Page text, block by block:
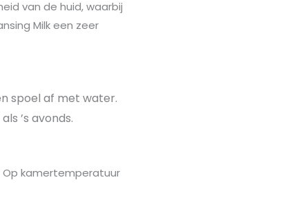
van de huid, waarbij
Milk een zeer
spoel af met water.
’s avonds.
kamertemperatuur